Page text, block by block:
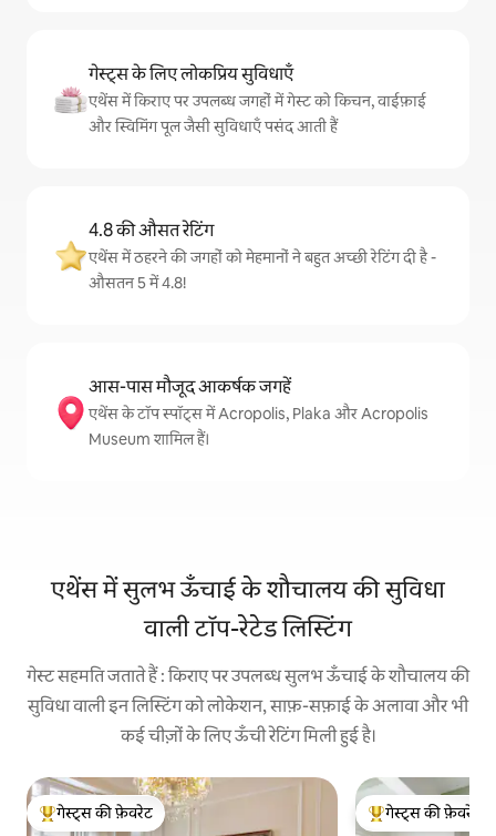
गेस्ट्स के लिए लोकप्रिय सुविधाएँ
एथेंस में किराए पर उपलब्ध जगहों में गेस्ट को किचन, वाईफ़ाई
और स्विमिंग पूल जैसी सुविधाएँ पसंद आती हैं
4.8 की औसत रेटिंग
एथेंस में ठहरने की जगहों को मेहमानों ने बहुत अच्छी रेटिंग दी है -
औसतन 5 में 4.8!
आस-पास मौजूद आकर्षक जगहें
एथेंस के टॉप स्पॉट्स में Acropolis, Plaka और Acropolis
Museum शामिल हैं।
एथेंस में सुलभ ऊँचाई के शौचालय की सुविधा
वाली टॉप-रेटेड लिस्टिंग
गेस्ट सहमति जताते हैं : किराए पर उपलब्ध सुलभ ऊँचाई के शौचालय की
सुविधा वाली इन लिस्टिंग को लोकेशन, साफ़-सफ़ाई के अलावा और भी
कई चीज़ों के लिए ऊँची रेटिंग मिली हुई है।
गेस्ट्स का टॉप फ़ेवरेट
गेस्ट्स की फ़ेवरेट
गेस्ट्स का टॉप फ़ेवरेट
गेस्ट्स की फ़ेवरेट